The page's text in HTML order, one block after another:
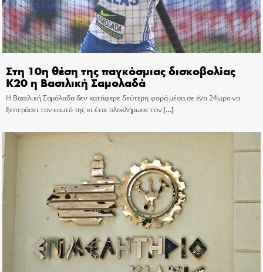
Στη 10η θέση της παγκόσμιας δισκοβολίας
Κ20 η Βασιλική Σαμολαδά
Η Βασιλική Σαμόλαδα δεν κατάφερε δεύτερη φορά μέσα σε ένα 24ωρο να
ξεπεράσει τον εαυτό της κι έτσι ολοκλήρωσε τον[…]